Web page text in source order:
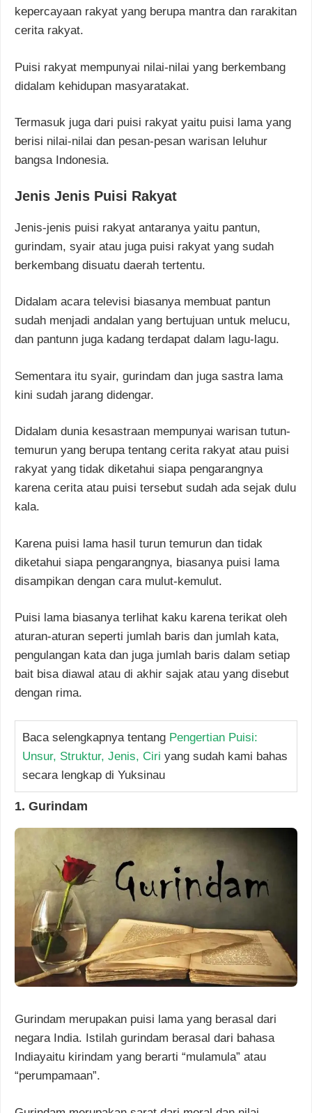
kepercayaan rakyat yang berupa mantra dan rarakitan
cerita rakyat.
Puisi rakyat mempunyai nilai-nilai yang berkembang
didalam kehidupan masyaratakat.
Termasuk juga dari puisi rakyat yaitu puisi lama yang
berisi nilai-nilai dan pesan-pesan warisan leluhur
bangsa Indonesia.
Jenis Jenis Puisi Rakyat
Jenis-jenis puisi rakyat antaranya yaitu pantun,
gurindam, syair atau juga puisi rakyat yang sudah
berkembang disuatu daerah tertentu.
Didalam acara televisi biasanya membuat pantun
sudah menjadi andalan yang bertujuan untuk melucu,
dan pantunn juga kadang terdapat dalam lagu-lagu.
Sementara itu syair, gurindam dan juga sastra lama
kini sudah jarang didengar.
Didalam dunia kesastraan mempunyai warisan tutun-
temurun yang berupa tentang cerita rakyat atau puisi
rakyat yang tidak diketahui siapa pengarangnya
karena cerita atau puisi tersebut sudah ada sejak dulu
kala.
Karena puisi lama hasil turun temurun dan tidak
diketahui siapa pengarangnya, biasanya puisi lama
disampikan dengan cara mulut-kemulut.
Puisi lama biasanya terlihat kaku karena terikat oleh
aturan-aturan seperti jumlah baris dan jumlah kata,
pengulangan kata dan juga jumlah baris dalam setiap
bait bisa diawal atau di akhir sajak atau yang disebut
dengan rima.
Baca selengkapnya tentang Pengertian Puisi:
Unsur, Struktur, Jenis, Ciri yang sudah kami bahas
secara lengkap di Yuksinau
1. Gurindam
Gurindam merupakan puisi lama yang berasal dari
negara India. Istilah gurindam berasal dari bahasa
Indiayaitu kirindam yang berarti “mulamula” atau
“perumpamaan”.